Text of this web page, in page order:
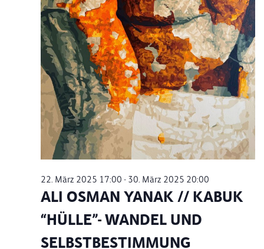
ALI OSMAN YANAK // KABUK
“HÜLLE”- WANDEL UND
SELBSTBESTIMMUNG
22. März 2025 17:00 - 30. März 2025 20:00